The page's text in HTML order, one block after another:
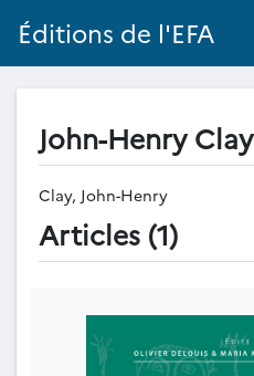
Éditions de l'EFA
John-Henry Clay
Clay, John-Henry
Articles (1)